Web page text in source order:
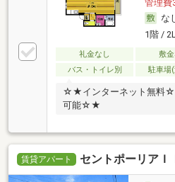
管理費
な
1階 /
礼金なし 敷
バス・トイレ別
駐車場
☆★インターネット無料
可能☆★
賃貸アパート セントポーリアＩ